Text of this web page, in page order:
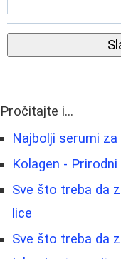
Pročitajte i...
Najbolji serumi
Kolagen -
Sve što treba da
lice
Sve što treba da